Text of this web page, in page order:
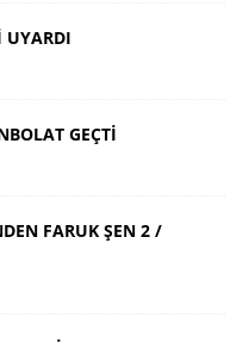
UYARDI
GEÇTİ
FARUK ŞEN 2 /